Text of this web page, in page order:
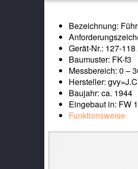
Bezeichnung:
Gerät-Nr.: 127-118
Baumuster: FK-f3
Messbereich: 0 –
Hersteller:
Baujahr: ca. 1944
Eingebaut in: FW
Funktionsweise